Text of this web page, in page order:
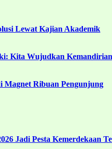
Lewat Kajian Akademik
Kita Wujudkan Kemandirian
Magnet Ribuan Pengunjung
Jadi Pesta Kemerdekaan